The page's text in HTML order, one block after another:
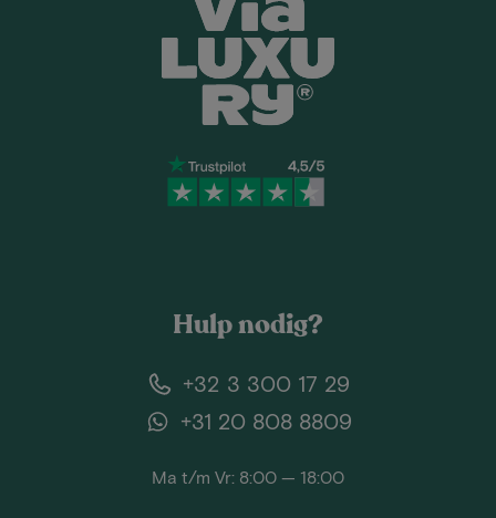
Hulp nodig?
+32 3 300 17 29
+31 20 808 8809
Ma t/m Vr: 8:00 — 18:00